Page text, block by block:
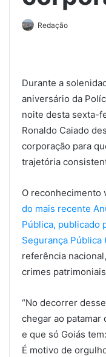
Redação
Durante a
aniversário da
noite desta sexta-
Ronaldo Caiado
corporação para
trajetória
O reconhecimento
do mais recente
Pública, publicado
Segurança Pública
referência
crimes
“No decorrer
chegar ao
e que só Goiás
É motivo de